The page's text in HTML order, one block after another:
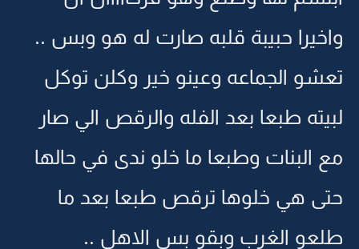
واخيرا حبيبة قلبه صارت له هو وبس ..
تعشو الجماعه وعينو خير وكلن توكل
لبيته طبعا بعد الفله والرقص الي صار
مع البنات وطبعا ما خلو ندى في حالها
حتى هي خلوها ترقص طبعا بعد ما
طلعو الغرب وبقو بس الاهل ..